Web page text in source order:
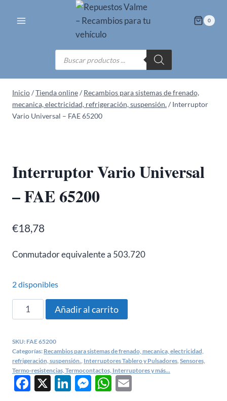
0
Búsqueda
de
productos
Inicio/Tienda online/ Recambios para sistemas de frenado,
mecanica, electricidad, refrigeración, suspensión./ Interruptor
Vario Universal – FAE 65200
Interruptor Vario Universal
– FAE 65200
€18,78
Conmutador equivalente a 503.720
2 disponibles
Interruptor
Vario
-
FAE
65200
cantidad
Añadir al carrito
SKU: FAE 65200
Categorías: Recambios para sistemas de frenado, mecanica, electricidad,
refrigeración, suspensión. Interruptores Tablero y Pulsadores Sensores,
Termo-resistencias, Termocontactos, Interruptores y más...
Facebook
X LinkedIn
Messenger
WhatsApp